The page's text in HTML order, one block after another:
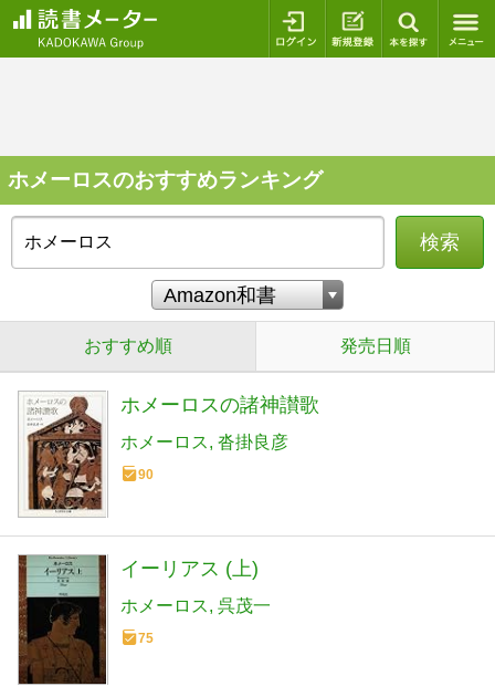
ログイン 新規登録
ホメーロスのおすすめランキング
検索
おすすめ順 発売日順
ホメーロスの諸神讃歌
ホメーロス 沓掛良彦
90
イーリアス (上)
ホメーロス 呉茂一
75